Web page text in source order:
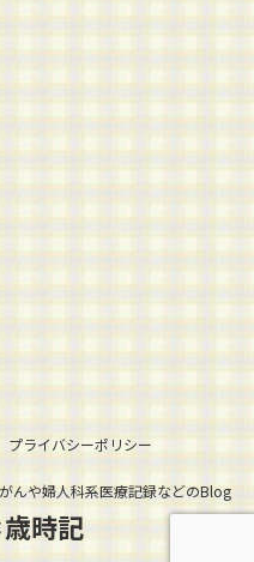
プライバシーポリシー
んや婦人科系医療記録などのBlog
時記